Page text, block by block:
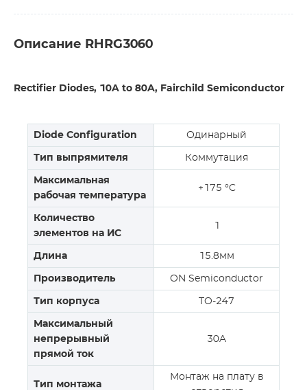
Описание RHRG3060
Rectifier Diodes, 10A to 80A, Fairchild Semiconductor
Diode Configuration Одинарный
Тип выпрямителя Коммутация
Максимальная
рабочая температура
+175 °C
Количество
элементов на ИС
Длина 15.8мм
Производитель ON Semiconductor
Тип корпуса TO-247
Максимальный
непрерывный
прямой ток
30A
Тип монтажа
Монтаж на плату в